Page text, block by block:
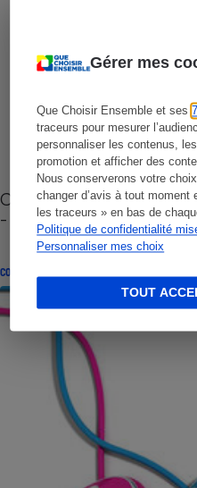
Gérer mes
Que Choisir Ensemble et ses
traceurs pour mesurer
personnaliser les contenus,
promotion et afficher des
Nous conserverons votre
changer d’avis à tout
les traceurs » en bas de
Politique de confidentialité
Personnaliser mes choix
TOUT
Cafetière à capsules
- Premières impressions
CONSEILS